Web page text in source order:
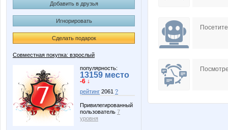
Добавить в друзья
Игнорировать
Сделать подарок
Совместная покупка: взрослый
популярность:
13159 место
-6 ↓
рейтинг 2061 ?
Привилегированный
пользователь 7
уровня
Mamaya
Seldon